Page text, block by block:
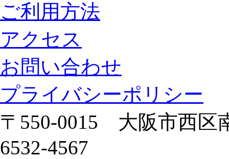
ご利用方法
アクセス
お問い合わせ
プライバシーポリシー
〒550-0015 大阪市西
6532-4567